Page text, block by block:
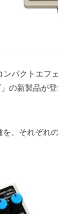
パクトエフ
の新製品が登
を、それぞれ